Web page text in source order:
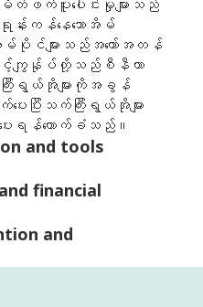
တ်ဖက်ပူးပေါင်းမှုများသည်
န်းကန်နေသောအိမ်
ပိုင်များသည်အတော်အတန်
ြောင့်ကျွန်ုပ်တို့သည်စီနီယာ
ြီးရွယ်အိုများကိုအခွန်
ပြီးသက်ကြီးရွယ်အိုများ
ရန်ထောက်ခံသည်။
and tools
financial
and